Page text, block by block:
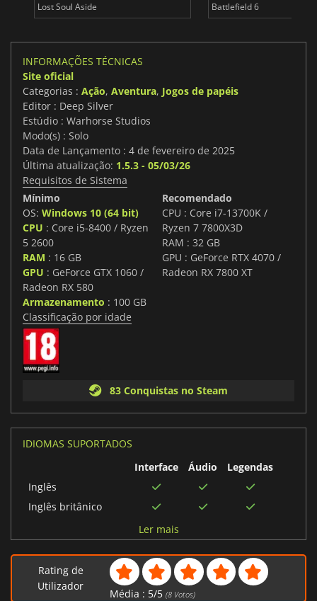
Lost Soul Aside Battlefield 6
INFORMAÇÕES TÉCNICAS
Site oficial
Categorias : Ação, Aventura, Jogos de papéis
Editor : Deep Silver
Estúdio : Warhorse Studios
Modo(s) : Solo
Data de Lançamento : 4 de fevereiro de 2025
Última atualização: 1.5.3 - 05/03/26
Requisitos de Sistema
Mínimo
OS: Windows 10 (64 bit)
CPU : Core i5-8400 / Ryzen
5 2600
RAM : 16 GB
GPU : GeForce GTX 1060 /
Radeon RX 580
Armazenamento : 100 GB
Recomendado
CPU : Core i7-13700K /
Ryzen 7 7800X3D
RAM : 32 GB
GPU : GeForce RTX 4070 /
Radeon RX 7800 XT
Classificação por idade
83 Conquistas no Steam
IDIOMAS SUPORTADOS
Interface
Áudio
Legendas
Inglês
Inglês britânico
Polonês
Francês
Ler mais
Rating de
Utilizador
Média : 5/5 (8Votos)